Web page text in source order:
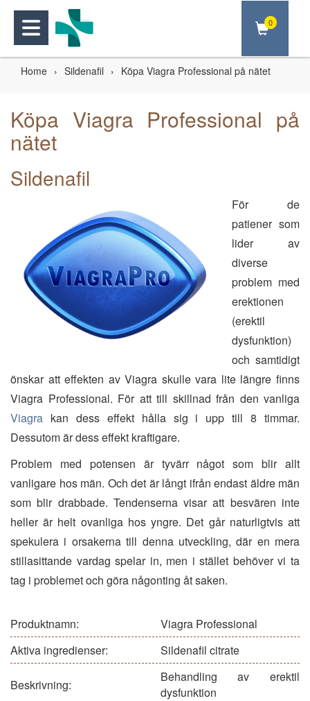
0
Home Sildenafil Köpa Viagra Professional på nätet
Köpa Viagra Professional på
nätet
Sildenafil
För de
patiener som
lider av
diverse
problem med
erektionen
(erektil
dysfunktion)
och samtidigt
önskar att effekten av Viagra skulle vara lite längre finns
Viagra Professional. För att till skillnad från den vanliga
Viagra kan dess effekt hålla sig i upp till 8 timmar.
Dessutom är dess effekt kraftigare.
Problem med potensen är tyvärr något som blir allt
vanligare hos män. Och det är långt ifrån endast äldre män
som blir drabbade. Tendenserna visar att besvären inte
heller är helt ovanliga hos yngre. Det går naturligtvis att
spekulera i orsakerna till denna utveckling, där en mera
stillasittande vardag spelar in, men i stället behöver vi ta
tag i problemet och göra någonting åt saken.
Produktnamn:
Viagra Professional
Aktiva ingredienser:
Sildenafil citrate
Beskrivning:
Behandling av erektil
dysfunktion